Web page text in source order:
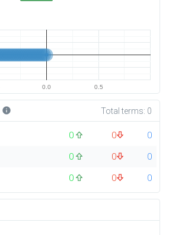
0.0 0.5
info Total terms: 0
0 0
0
0 0
0
0 0 0